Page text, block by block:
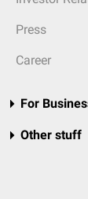
Press
Career
For
Other stuff